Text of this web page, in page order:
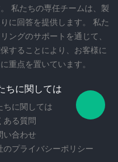
私たちの専任チームは、製
に回答を提供します。 私た
ングのサポートを通じて、
することにより、お客様に
重点を置いています。
ちに関しては
ちに関しては
ある質問
い合わせ
のプライバシーポリシー